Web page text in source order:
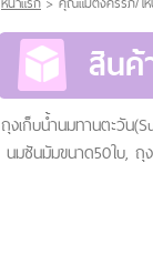
สิน
ถุงเก็บน้ำนมทานตะวัน
นมซันมัมขนาด50ใบ, ถุ